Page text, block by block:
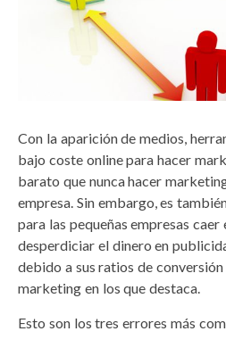
Con la aparición de medios,
bajo coste online para hacer
barato que nunca hacer
empresa. Sin embargo, es
para las pequeñas empresas
desperdiciar el dinero en
debido a sus ratios de conversión
marketing en los que destaca.
Esto son los tres errores más